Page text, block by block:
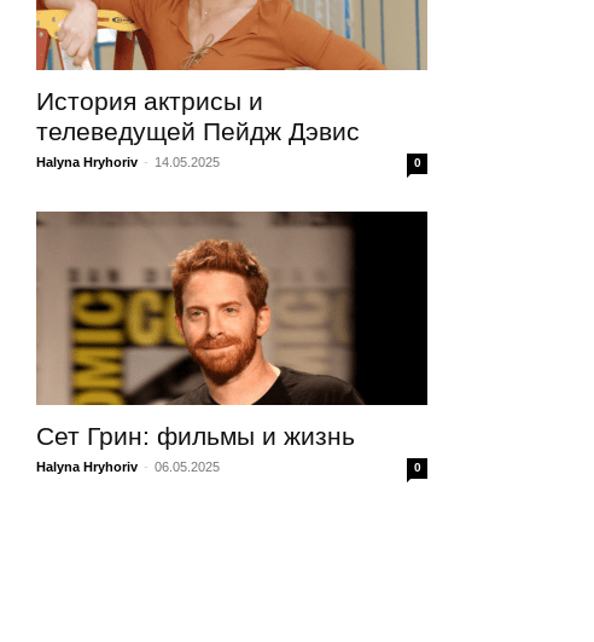
История актрисы и
телеведущей Пейдж Дэвис
Halyna Hryhoriv - 14.05.2025 0
Сет Грин: фильмы и жизнь
Halyna Hryhoriv - 06.05.2025 0